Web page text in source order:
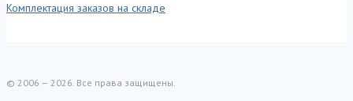
Комплектация заказов на складе
© 2006 — 2026. Все права защищены.